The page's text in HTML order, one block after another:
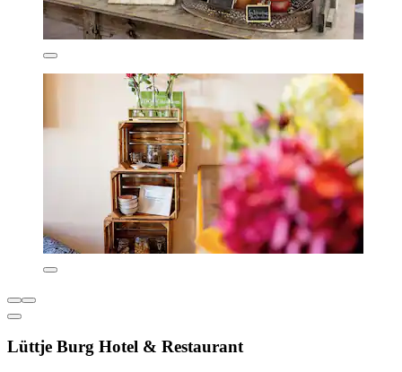
Lüttje Burg Hotel & Restaurant